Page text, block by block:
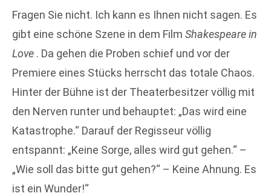
Fragen Sie nicht. Ich kann es Ihnen nicht sagen. Es
gibt eine schöne Szene in dem Film Shakespeare in
Love . Da gehen die Proben schief und vor der
Premiere eines Stücks herrscht das totale Chaos.
Hinter der Bühne ist der Theaterbesitzer völlig mit
den Nerven runter und behauptet: „Das wird eine
Katastrophe.“ Darauf der Regisseur völlig
entspannt: „Keine Sorge, alles wird gut gehen.“ –
„Wie soll das bitte gut gehen?“ – Keine Ahnung. Es
ist ein Wunder!“